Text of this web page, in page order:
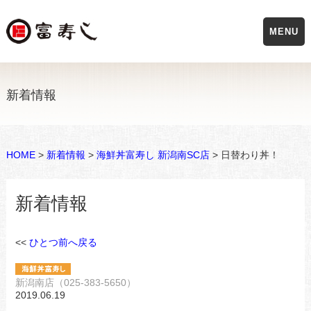
新着情報
HOME> 新着情報 > 海鮮丼富寿し 新潟南SC店> 日替わり丼！
新着情報
<< ひとつ前へ戻る
新潟南店（025-383-5650）
2019.06.19
MENU